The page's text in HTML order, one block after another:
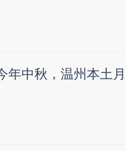
年中秋，温州本土月